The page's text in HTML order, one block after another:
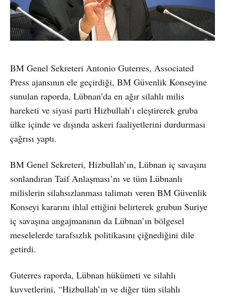
BM Genel Sekreteri Antonio Guterres, Associated
Press ajansının ele geçirdiği, BM Güvenlik Konseyine
sunulan raporda, Lübnan’da en ağır silahlı milis
hareketi ve siyasi parti Hizbullah’ı eleştirerek gruba
ülke içinde ve dışında askeri faaliyetlerini durdurması
çağrısı yaptı.
BM Genel Sekreteri, Hizbullah’ın, Lübnan iç savaşını
sonlandıran Taif Anlaşması’nı ve tüm Lübnanlı
milislerin silahsızlanması talimatı veren BM Güvenlik
Konseyi kararını ihlal ettiğini belirterek grubun Suriye
iç savaşına angajmanının da Lübnan’ın bölgesel
meselelerde tarafsızlık politikasını çiğnediğini dile
getirdi.
Guterres raporda, Lübnan hükümeti ve silahlı
kuvvetlerini, “Hizbullah’ın ve diğer tüm silahlı